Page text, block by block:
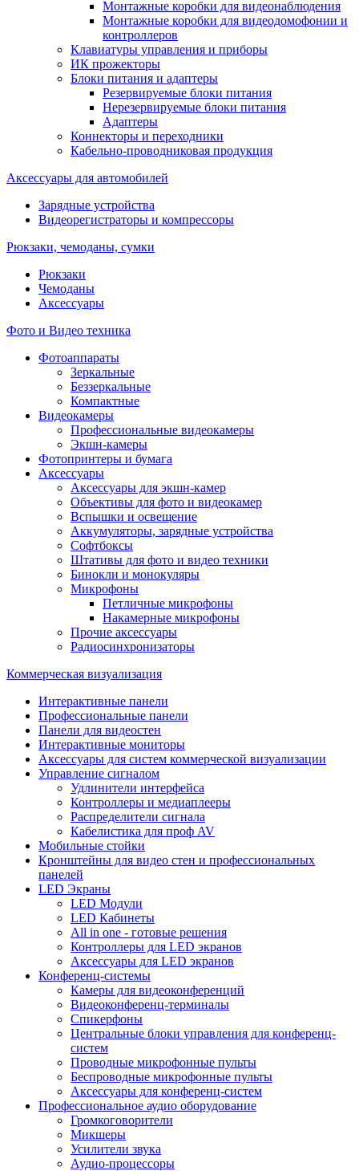
Монтажные коробки для видеонаблюдения
Монтажные коробки для видеодомофонии и
контроллеров
Клавиатуры управления и приборы
ИК прожекторы
Блоки питания и адаптеры
Резервируемые блоки питания
Нерезервируемые блоки питания
Адаптеры
Коннекторы и переходники
Кабельно-проводниковая продукция
Аксессуары для автомобилей
Зарядные устройства
Видеорегистраторы и компрессоры
Рюкзаки, чемоданы, сумки
Рюкзаки
Чемоданы
Аксессуары
Фото и Видео техника
Фотоаппараты
Зеркальные
Беззеркальные
Компактные
Видеокамеры
Профессиональные видеокамеры
Экшн-камеры
Фотопринтеры и бумага
Аксессуары
Аксессуары для экшн-камер
Объективы для фото и видеокамер
Вспышки и освещение
Аккумуляторы, зарядные устройства
Софтбоксы
Штативы для фото и видео техники
Бинокли и монокуляры
Микрофоны
Петличные микрофоны
Накамерные микрофоны
Прочие аксессуары
Радиосинхронизаторы
Коммерческая визуализация
Интерактивные панели
Профессиональные панели
Панели для видеостен
Интерактивные мониторы
Аксессуары для систем коммерческой визуализации
Управление сигналом
Удлинители интерфейса
Контроллеры и медиаплееры
Распределители сигнала
Кабелистика для проф AV
Мобильные стойки
Кронштейны для видео стен и профессиональных
панелей
LED Экраны
LED Модули
LED Кабинеты
All in one - готовые решения
Контроллеры для LED экранов
Аксессуары для LED экранов
Конференц-системы
Камеры для видеоконференций
Видеоконференц-терминалы
Спикерфоны
Центральные блоки управления для конференц-
систем
Проводные микрофонные пульты
Беспроводные микрофонные пульты
Аксессуары для конференц-систем
Профессиональное аудио оборудование
Громкоговорители
Микшеры
Усилители звука
Аудио-процессоры